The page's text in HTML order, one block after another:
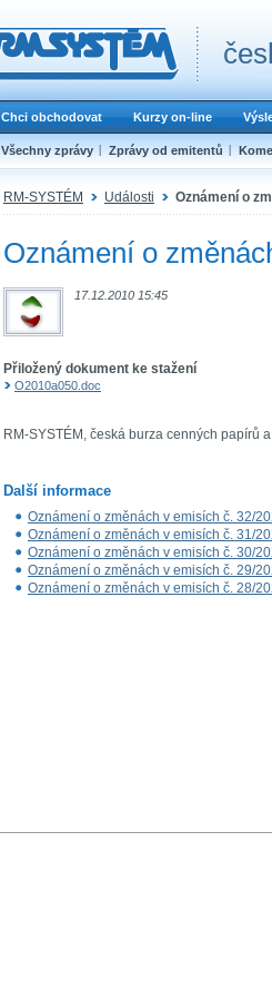
Chci obchodovat Kurzy on-line
Všechny zprávy Zprávy od emitentů
RM-SYSTÉM Události Oznámení o
Oznámení o
17.12.2010 15:45
Přiložený dokument ke stažení
O2010a050.doc
RM-SYSTÉM, česká burza cenných papírů
Další informace
Oznámení o změnách v emisích č. 32/
Oznámení o změnách v emisích č. 31/
Oznámení o změnách v emisích č. 30/
Oznámení o změnách v emisích č. 29/
Oznámení o změnách v emisích č. 28/